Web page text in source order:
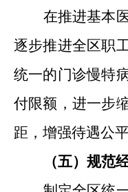
在推进基本
逐步推进全区职
统一的门诊慢特
付限额，进一步
距，增强待遇公
（五）规范